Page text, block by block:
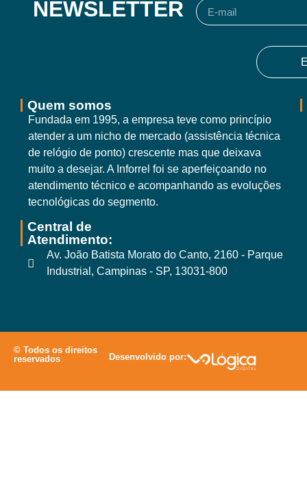
NEWSLETTER
Quem somos
Fundada em 1995, a empresa teve como princípio
atender a um nicho de mercado (assistência técnica
de relógio de ponto) crescente mas que deixava
muito a desejar. A Inforrel foi se aperfeiçoando no
atendimento técnico e acompanhando as evoluções
tecnológicas do segmento.
Central de
Atendimento:
Av. João Batista Morato do Canto, 2160 - Parque
Industrial, Campinas - SP, 13031-800
Desenvolvido por:
© Todos os direitos
reservados